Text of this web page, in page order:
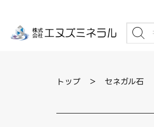
トップ ＞ セネガル石